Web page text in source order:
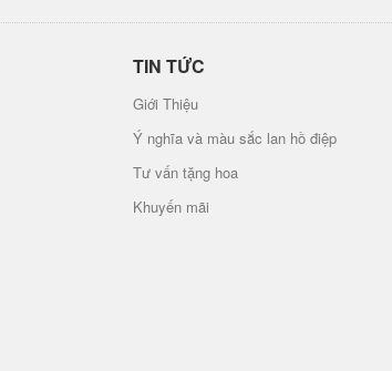
TIN TỨC
Giới Thiệu
Ý nghĩa và màu sắc lan hồ điệp
Tư vấn tặng hoa
Khuyến mãi